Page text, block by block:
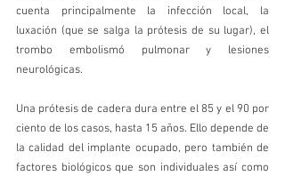
cuenta principalmente la infección local, la
luxación (que se salga la prótesis de su lugar), el
trombo embolismó pulmonar y lesiones
neurológicas.
Una prótesis de cadera dura entre el 85 y el 90 por
ciento de los casos, hasta 15 años. Ello depende de
la calidad del implante ocupado, pero también de
factores biológicos que son individuales así como